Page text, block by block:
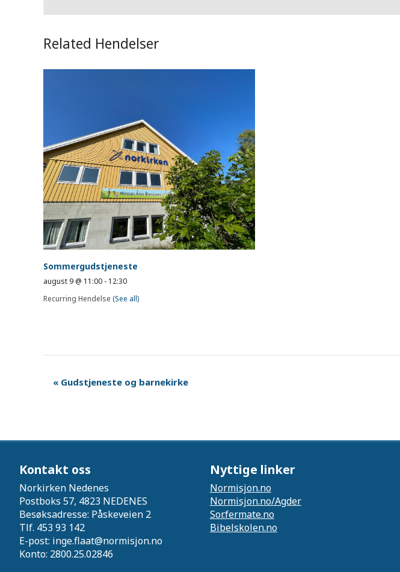
Related Hendelser
Sommergudstjeneste
august 9 @ 11:00 - 12:30
Recurring Hendelse (See all)
« Gudstjeneste og barnekirke
Kontakt oss
Norkirken Nedenes
Postboks 57, 4823 NEDENES
Besøksadresse: Påskeveien 2
Tlf. 453 93 142
E-post: inge.flaat@normisjon.no
Konto: 2800.25.02846
Nyttige linker
Normisjon.no
Normisjon.no/Agder
Sor.fermate.no
Bibelskolen.no